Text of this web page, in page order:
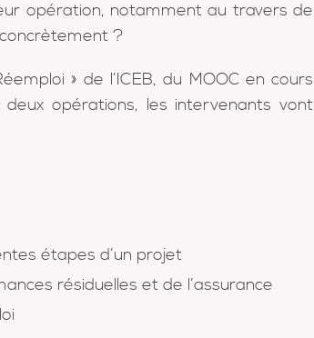
opération, notamment au travers de
?
» de l’ICEB, du MOOC en cours
opérations, les intervenants vont
étapes d’un projet
résiduelles et de l’assurance